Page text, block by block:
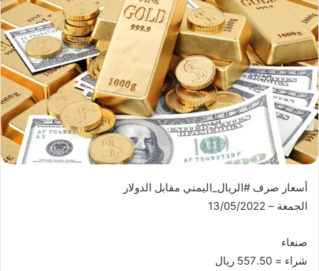
أسعار صرف #الريال_اليمني مقابل الدولار
الجمعة – 13/05/2022
صنعاء
شراء = 557.50 ريال